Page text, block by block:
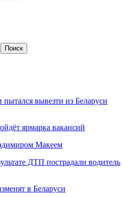
вывезти из Беларуси
ярмарка вакансий
Макеем
ДТП пострадали водитель
в Беларуси